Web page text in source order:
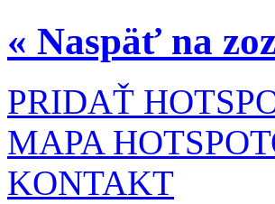
« Naspäť na
PRIDAŤ
MAPA
KONTAKT